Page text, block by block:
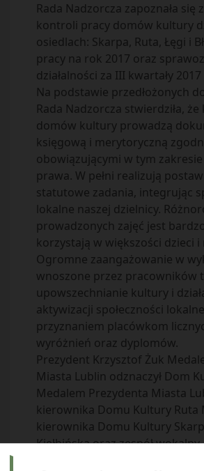
Rada Nadzorcza zapoznała się
kontroli pracy domów kultury
osiedlach: Skarpa, Ruta, Łęgi i
pracy na rok 2017 oraz
działalności za III kwartały
Na podstawie przedłożonych
Rada Nadzorcza stwierdziła,
domów kultury prowadzą
księgową i merytoryczną
obowiązującymi w tym zakresie
prawa. W pełni realizują
statutowe zadania, integrując
lokalne naszej dzielnicy.
prowadzonych zajęć jest
korzystają w większości dzieci i
Ogromne zaangażowanie w
wnoszone przez pracowników
upowszechnianie kultury i
aktywizacji społeczności
przyznaniem placówkom
wyróżnień oraz dyplomów.
Prezydent Krzysztof Żuk
Miasta Lublin odznaczył Dom
Medalem Prezydenta Miasta
kierownika Domu Kultury Ruta
kierownika Domu Kultury
Kiełbińską oraz zespół wokalny